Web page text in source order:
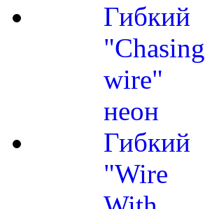
Гибкий
"Chasing
wire"
неон
Гибкий
"Wire